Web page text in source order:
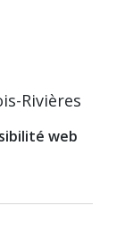
Rivières
web